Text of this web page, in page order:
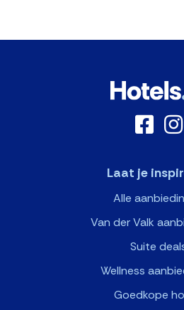
Laat je
Alle
Van der Valk
Suite
Wellness
Goedkope